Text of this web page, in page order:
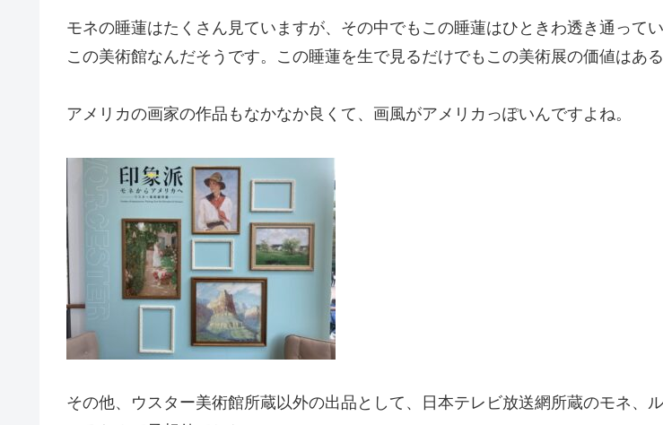
モネの睡蓮はたくさん見ていますが、その中でもこの睡蓮はひときわ透き通って
この美術館なんだそうです。この睡蓮を生で見るだけでもこの美術展の価値はあ
アメリカの画家の作品もなかなか良くて、画風がアメリカっぽいんですよね。
その他、ウスター美術館所蔵以外の出品として、日本テレビ放送網所蔵のモネ、